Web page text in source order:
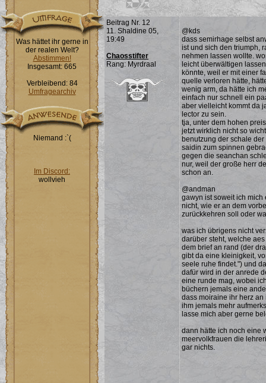
Was hättet ihr gerne in
der realen Welt?
Abstimmen!
Insgesamt: 665
Verbleibend: 84
Umfragearchiv
Niemand :`(
Im Discord:
wollvieh
Beitrag Nr. 12
11. Shaldine 05,
19:49
Chaosstifter
Rang: Myrdraal
@kds
dass semirhage selbst
ist und sich den triumph,
nehmen lassen wollte.
leicht überwältigen
könnte, weil er mit einer
quelle verloren hätte,
wenig arm, da hätte ich
einfach nur schnell ein
aber vielleicht kommt da
lector zu sein.
tja, unter dem hohen
jetzt wirklich nicht so
benutzung der schale
saidin zum spinnen
gegen die seanchan
nur, weil der große herr
schon an.
@andman
gawyn ist soweit ich
nicht, wie er an dem
zurückkehren soll oder
was ich übrigens nicht
darüber steht, welche
dem brief an rand (der
gibt da eine kleinigkeit,
seele ruhe findet.") und
dafür wird in der anrede
eine runde mag, wobei
büchern jemals eine
dass moiraine ihr herz
ihm jemals mehr
lasse mich aber gerne
dann hätte ich noch eine
meervolkfrauen die
gar nichts.